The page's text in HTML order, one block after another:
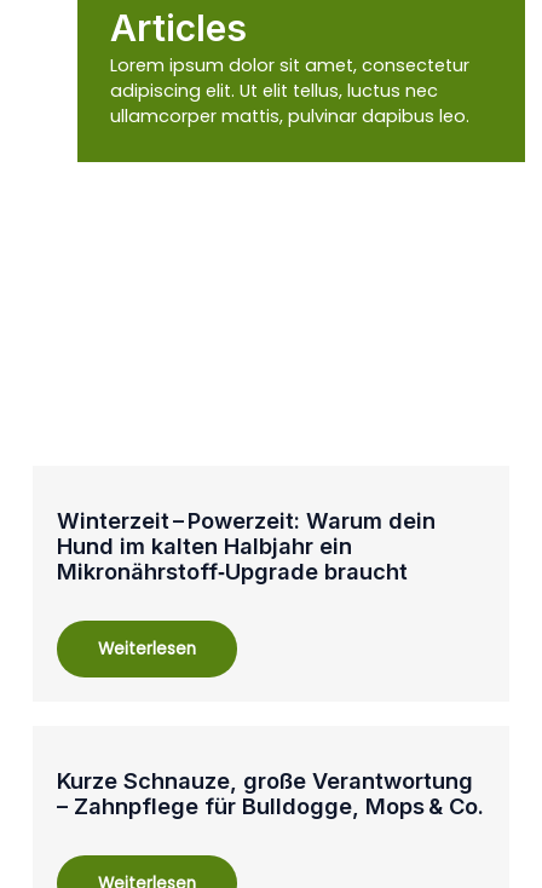
Articles
Lorem ipsum dolor sit amet, consectetur
adipiscing elit. Ut elit tellus, luctus nec
ullamcorper mattis, pulvinar dapibus leo.
Winterzeit – Powerzeit: Warum dein
Hund im kalten Halbjahr ein
Mikronährstoff‑Upgrade braucht
Weiterlesen
Kurze Schnauze, große Verantwortung
– Zahnpflege für Bulldogge, Mops & Co.